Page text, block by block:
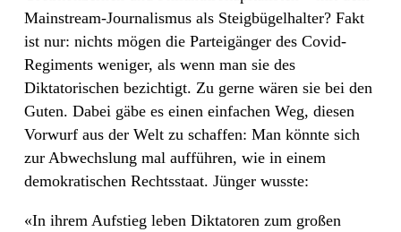
Mainstream-Journalismus als Steigbügelhalter? Fakt
ist nur: nichts mögen die Parteigänger des Covid-
Regiments weniger, als wenn man sie des
Diktatorischen bezichtigt. Zu gerne wären sie bei den
Guten. Dabei gäbe es einen einfachen Weg, diesen
Vorwurf aus der Welt zu schaffen: Man könnte sich
zur Abwechslung mal aufführen, wie in einem
demokratischen Rechtsstaat. Jünger wusste:
«In ihrem Aufstieg leben Diktatoren zum großen